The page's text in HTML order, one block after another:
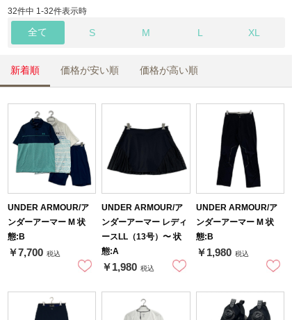
32件中 1-32件表示時
全て S M L XL
新着順 価格が安い順 価格が高い順
UNDER ARMOUR/ア
ンダーアーマー M 状
態:B
￥7,700 税込
UNDER ARMOUR/ア
ンダーアーマー レディ
ースLL（13号）〜 状
態:A
￥1,980 税込
UNDER ARMOUR/ア
ンダーアーマー M 状
態:B
￥1,980 税込